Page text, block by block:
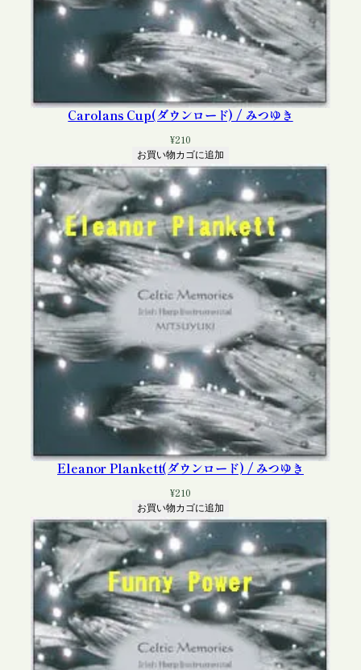
Carolans Cup(ダウンロード) / みつゆき
¥210
お買い物カゴに追加
Eleanor Plankett(ダウンロード) / みつゆき
¥210
お買い物カゴに追加